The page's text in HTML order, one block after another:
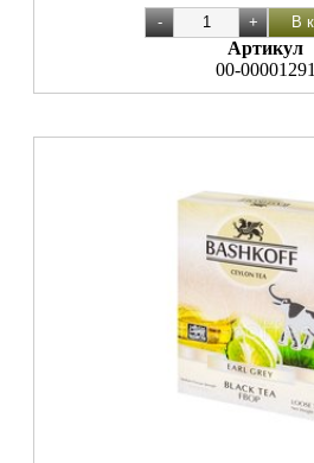
Артикул
00-00001291